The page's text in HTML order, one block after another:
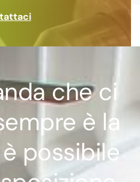
che ci
è la
possibile